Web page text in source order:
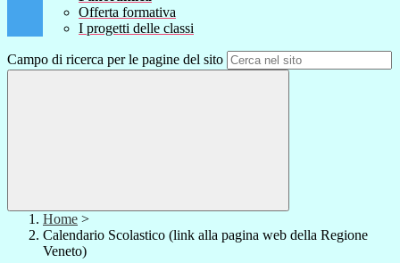
Offerta formativa
I progetti delle classi
Campo di ricerca per le pagine del sito
Home >
Calendario Scolastico (link alla pagina web della Regione
Veneto)